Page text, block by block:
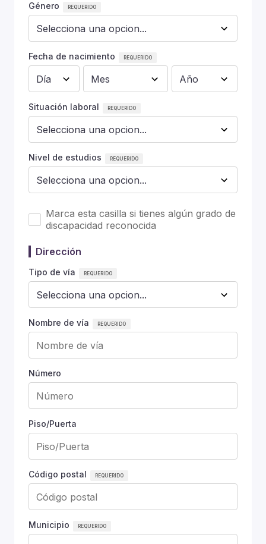
Género
Fecha de nacimiento
Situación laboral
Nivel de estudios
Marca esta casilla si tienes algún grado de
discapacidad reconocida
Dirección
Tipo de vía
Nombre de vía
Número
Piso/Puerta
Código postal
Municipio